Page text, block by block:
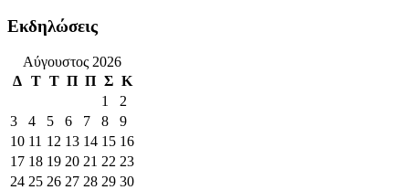
Εκδηλώσεις
Αύγουστος 2026
Δ Τ Τ Π Π Σ Κ
1
2
3
4 5 6 7 8
9
10 11 12 13 14 15 16
17 18 19 20 21 22 23
24 25 26 27 28 29 30